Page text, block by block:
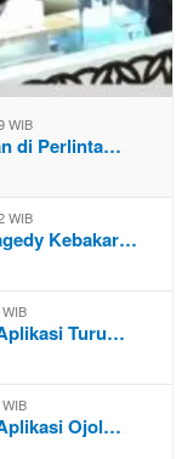
WIB
di Perlinta…
WIB
Kebakar…
Turu…
Ojol…